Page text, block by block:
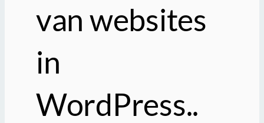
van websites
in
WordPress..